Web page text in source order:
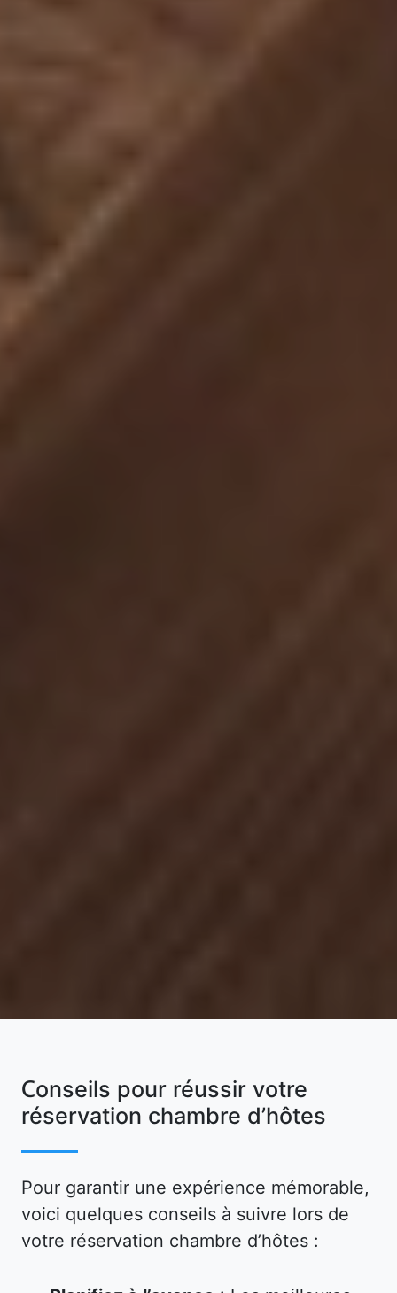
Conseils pour réussir votre
réservation chambre d’hôtes
Pour garantir une expérience mémorable,
voici quelques conseils à suivre lors de
votre réservation chambre d’hôtes :